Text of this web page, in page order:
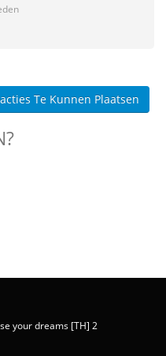
Te Kunnen Plaatsen
your dreams [TH] 2